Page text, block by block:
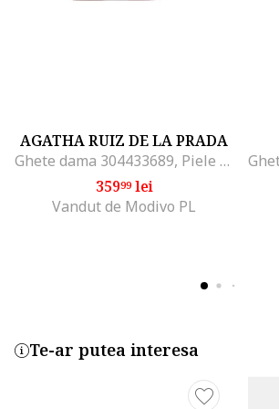
AGATHA RUIZ DE LA PRADA
Ghete dama 304433689, Piele ecologica, Albastru, Albastru
35999lei
Vandut de Modivo PL
Te-ar putea interesa